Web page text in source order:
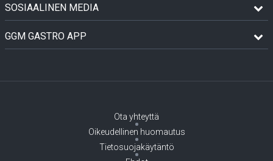
SOSIAALINEN MEDIA
GGM GASTRO APP
Ota yhteyttä
Oikeudellinen huomautus
Tietosuojakäytäntö